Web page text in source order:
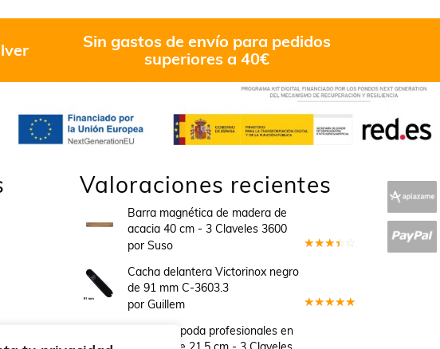
Sin gastos de envío para pedidos
superiores a 40€
Valoraciones recientes
Barra magnética de madera de
acacia 40 cm - 3 Claveles 3600
por Suso
Cacha delantera Victorinox negro
de 91 mm C-3603.3
por Guillem
Tijeras de poda profesionales en